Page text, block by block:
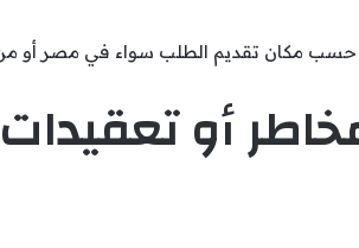
مكان تقديم الطلب سواء في مصر أو من
أو